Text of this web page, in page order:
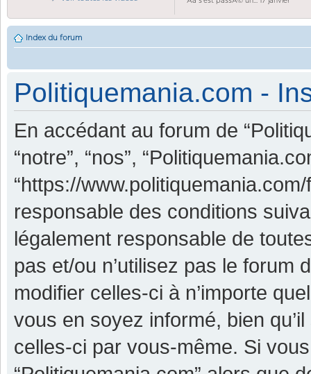
Index du forum
Politiquemania.com -
En accédant au forum de
“notre”, “nos”,
“https://
responsable des conditions
légalement responsable de
pas et/ou n’utilisez pas le forum
modifier celles-ci à n’importe
vous en soyez informé, bien
celles-ci par vous-même. Si